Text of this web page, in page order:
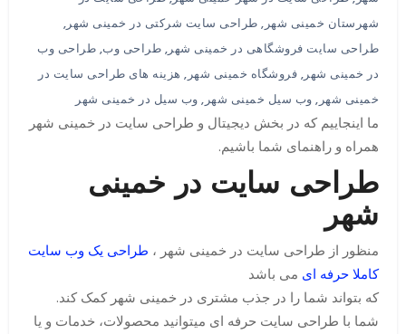
شهرستان خمینی شهر , طراحی سایت شرکتی در خمینی شهر ,
طراحی سایت فروشگاهی در خمینی شهر , طراحی وب, طراحی وب
در خمینی شهر , فروشگاه خمینی شهر , هزینه های طراحی سایت در
خمینی شهر , وب سیل خمینی شهر , وب سیل در خمینی شهر
ما اینجاییم که در بخش دیجیتال و طراحی سایت در خمینی شهر
همراه و راهنمای شما باشیم.
طراحی سایت در خمینی
شهر
منظور از طراحی سایت در خمینی شهر ، طراحی یک وب سایت
کاملا حرفه ای می باشد
که بتواند شما را در جذب مشتری در خمینی شهر کمک کند.
شما با طراحی سایت حرفه ای میتوانید محصولات، خدمات و یا